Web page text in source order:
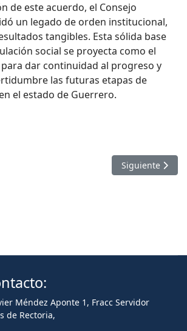
de este acuerdo, el Consejo
un legado de orden institucional,
tangibles. Esta sólida base
social se proyecta como el
dar continuidad al progreso y
las futuras etapas de
el estado de Guerrero.
DRA. LETICIA JIMÉNEZ ZAMORA HACE
Artículo
Siguiente
Méndez Aponte 1, Fracc Servidor
de Rectoria,